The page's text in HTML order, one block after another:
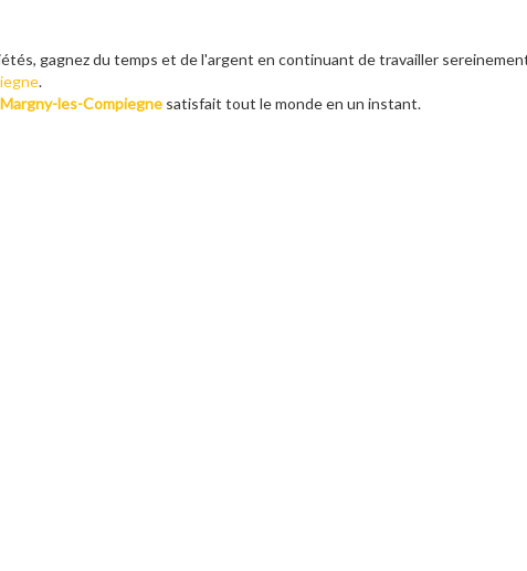
gagnez du temps et de l'argent en continuant de travailler
.
les-Compiegne satisfait tout le monde en un instant.